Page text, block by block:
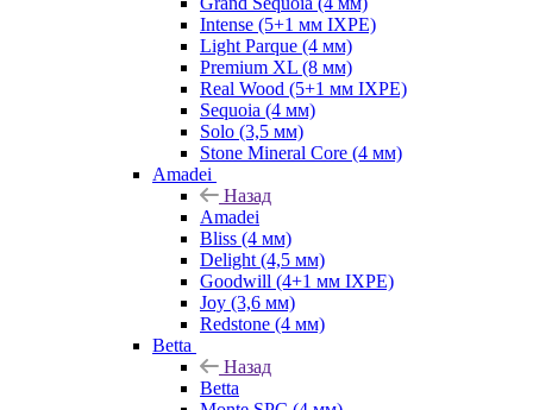
Intense (5+1 мм IXPE)
Light Parque (4 мм)
Premium XL (8 мм)
Real Wood (5+1 мм IXPE)
Sequoia (4 мм)
Solo (3,5 мм)
Stone Mineral Core (4 мм)
Amadei
Назад
Amadei
Bliss (4 мм)
Delight (4,5 мм)
Goodwill (4+1 мм IXPE)
Joy (3,6 мм)
Redstone (4 мм)
Betta
Назад
Betta